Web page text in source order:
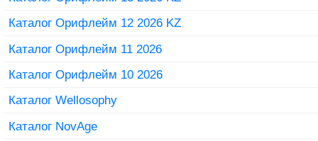
Каталог Орифлейм 12 2026 KZ
Каталог Орифлейм 11 2026
Каталог Орифлейм 10 2026
Каталог Wellosophy
Каталог NovAge